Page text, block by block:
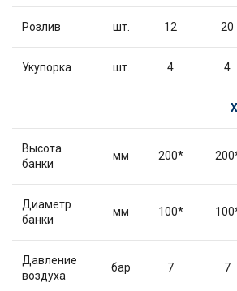
Розлив шт. 12 20
Укупорка шт. 4 4
Высота
банки
мм 200*
Диаметр
банки
мм 100*
Давление
воздуха
бар 7 7